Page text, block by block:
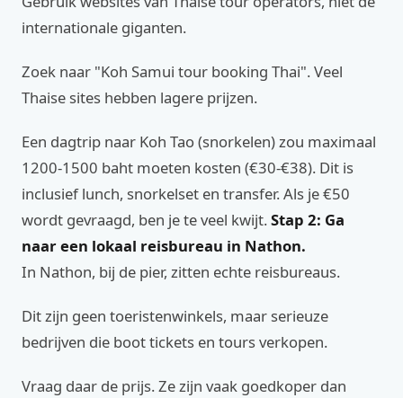
internationale giganten.
Zoek naar "Koh Samui tour booking Thai". Veel
Thaise sites hebben lagere prijzen.
Een dagtrip naar Koh Tao (snorkelen) zou maximaal
1200-1500 baht moeten kosten (€30-€38). Dit is
inclusief lunch, snorkelset en transfer. Als je €50
wordt gevraagd, ben je te veel kwijt.Stap 2: Ga
naar een lokaal reisbureau in Nathon.
In Nathon, bij de pier, zitten echte reisbureaus.
Dit zijn geen toeristenwinkels, maar serieuze
bedrijven die boot tickets en tours verkopen.
Vraag daar de prijs. Ze zijn vaak goedkoper dan